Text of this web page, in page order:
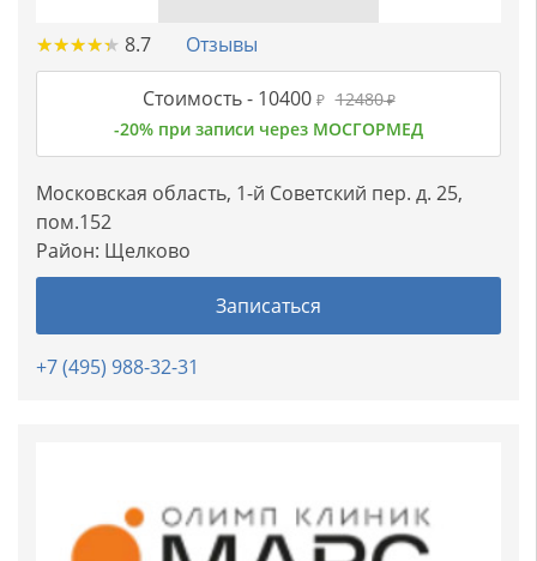
★★★★★
★★★★★ 8.7 Отзывы
Стоимость -10400 ₽ 12480₽
-20% при записи через МОСГОРМЕД
Московская область, 1-й Советский пер. д. 25,
пом.152
Район: Щелково
Записаться
+7 (495) 988-32-31